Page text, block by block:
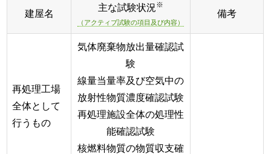
建屋名
主な試験状況※
（アクティブ試験の項目及び内容）
備考
再処理工場
全体として
行うもの
気体廃棄物放出量確認試
験
線量当量率及び空気中の
放射性物質濃度確認試験
再処理施設全体の処理性
能確認試験
核燃料物質の物質収支確